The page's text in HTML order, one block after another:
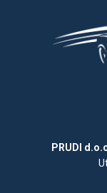
PRUDI